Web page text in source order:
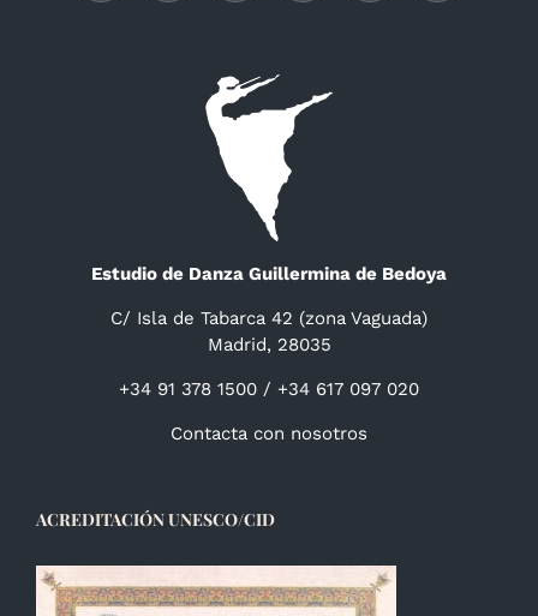
Estudio de Danza Guillermina de Bedoya
C/ Isla de Tabarca 42 (zona Vaguada)
Madrid, 28035
+34 91 378 1500 / +34 617 097 020
Contacta con nosotros
ACREDITACIÓN UNESCO/CID